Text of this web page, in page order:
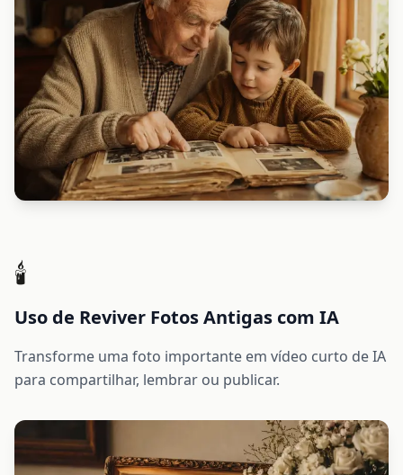
🕯️
Uso de Reviver Fotos Antigas com IA
Transforme uma foto importante em vídeo curto de IA
para compartilhar, lembrar ou publicar.